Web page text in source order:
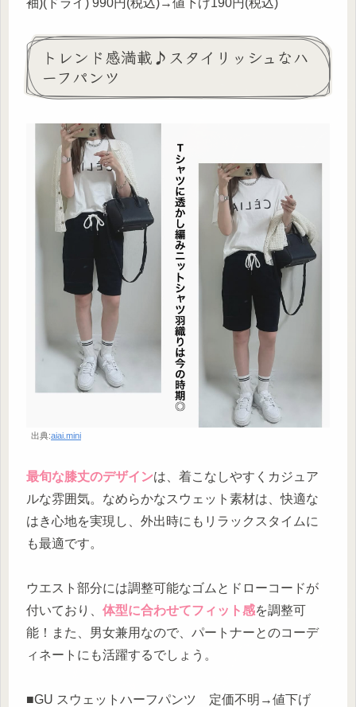
袖)(ドライ) 990円(税込)→値下げ190円(税込)
トレンド感満載♪スタイリッシュなハ
ーフパンツ
出典:aiai.mini
最旬な膝丈のデザインは、着こなしやすくカジュア
ルな雰囲気。なめらかなスウェット素材は、快適な
はき心地を実現し、外出時にもリラックスタイムに
も最適です。
ウエスト部分には調整可能なゴムとドローコードが
付いており、 体型に合わせてフィット感を調整可
能！また、男女兼用なので、パートナーとのコーデ
ィネートにも活躍するでしょう。
■GU スウェットハーフパンツ 定価不明→値下げ